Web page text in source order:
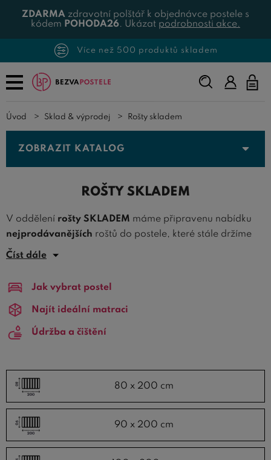
ZDARMA zdravotní polštář k objednávce postele s
kódem POHODA26. Ukázat podrobnosti akce.
Více než 500 produktů skladem
Napište,
co
Úvod Sklad & výprodej Rošty skladem
ZOBRAZIT KATALOG
ROŠTY SKLADEM
V oddělení rošty SKLADEM máme připravenu nabídku
nejprodávanějších roštů do postele, které stále držíme
skladem a jsme schopni je expedovat do 2 pracovních dní
pro vás.
Mezi nejoblíbenější patři
polohovací rošty skladem
všech skladových postelových roštů na
Číst dále
Jak vybrat postel
Najít ideální matraci
Údržba a čištění
80 x 200 cm
90 x 200 cm